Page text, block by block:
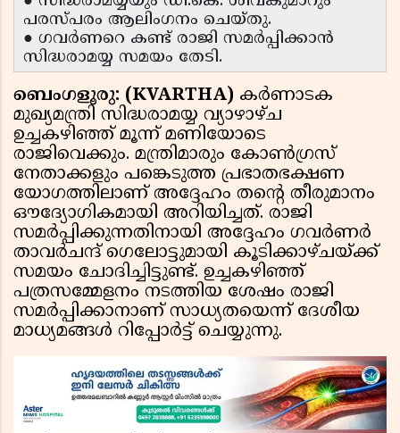
പരസ്പരം ആലിംഗനം ചെയ്തു.
● ഗവർണറെ കണ്ട് രാജി സമർപ്പിക്കാൻ
സിദ്ധരാമയ്യ സമയം തേടി.
ബെംഗളൂരു: (KVARTHA) കർണാടക
മുഖ്യമന്ത്രി സിദ്ധരാമയ്യ വ്യാഴാഴ്ച
ഉച്ചകഴിഞ്ഞ് മൂന്ന് മണിയോടെ
രാജിവെക്കും. മന്ത്രിമാരും കോൺഗ്രസ്
നേതാക്കളും പങ്കെടുത്ത പ്രഭാതഭക്ഷണ
യോഗത്തിലാണ് അദ്ദേഹം തൻ്റെ തീരുമാനം
ഔദ്യോഗികമായി അറിയിച്ചത്. രാജി
സമർപ്പിക്കുന്നതിനായി അദ്ദേഹം ഗവർണർ
താവർചന്ദ് ഗെലോട്ടുമായി കൂടിക്കാഴ്ചയ്ക്ക്
സമയം ചോദിച്ചിട്ടുണ്ട്. ഉച്ചകഴിഞ്ഞ്
പത്രസമ്മേളനം നടത്തിയ ശേഷം രാജി
സമർപ്പിക്കാനാണ് സാധ്യതയെന്ന് ദേശീയ
മാധ്യമങ്ങൾ റിപ്പോർട്ട് ചെയ്യുന്നു.